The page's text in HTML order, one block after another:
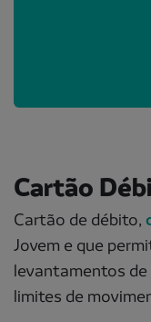
Cartão
Cartão de débito,
Jovem e que
levantamentos de
limites de